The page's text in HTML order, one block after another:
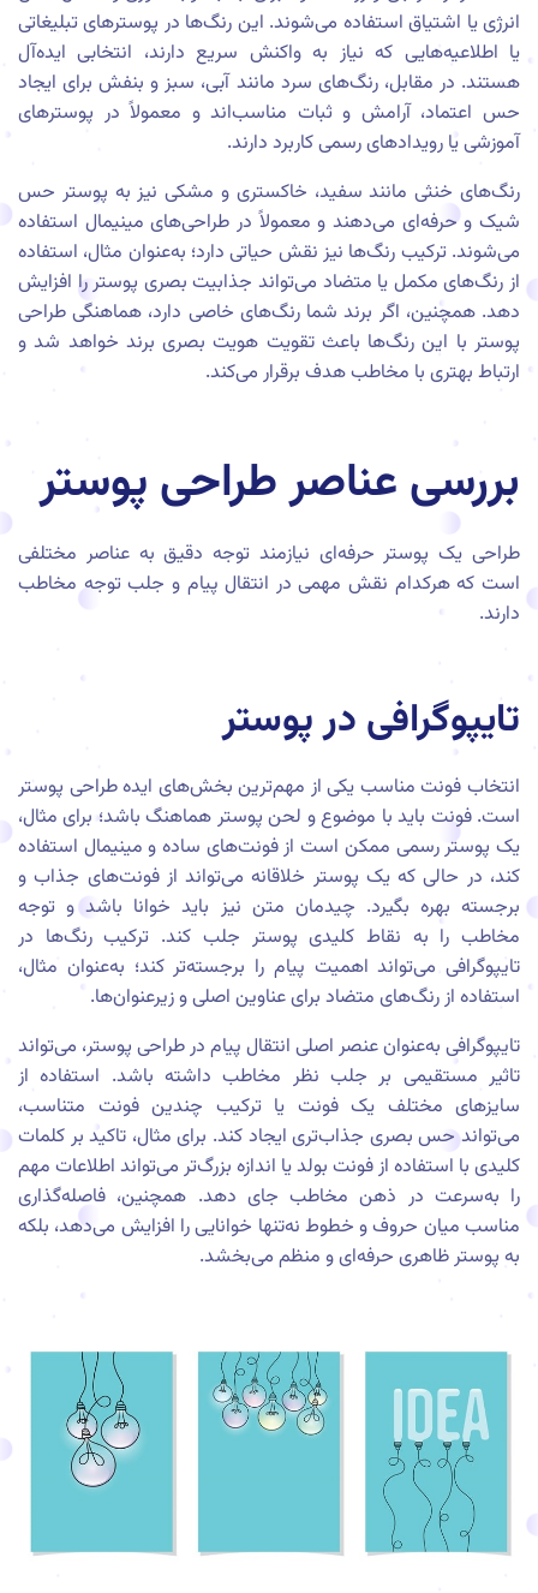
انرژی یا اشتیاق استفاده می‌شوند. این رنگ‌ها در پوسترهای تبلیغاتی
یا اطلاعیه‌هایی که نیاز به واکنش سریع دارند، انتخابی ایده‌آل
هستند. در مقابل، رنگ‌های سرد مانند آبی، سبز و بنفش برای ایجاد
حس اعتماد، آرامش و ثبات مناسب‌اند و معمولاً در پوسترهای
آموزشی یا رویدادهای رسمی کاربرد دارند.
رنگ‌های خنثی مانند سفید، خاکستری و مشکی نیز به پوستر حس
شیک و حرفه‌ای می‌دهند و معمولاً در طراحی‌های مینیمال استفاده
می‌شوند. ترکیب رنگ‌ها نیز نقش حیاتی دارد؛ به‌عنوان مثال، استفاده
از رنگ‌های مکمل یا متضاد می‌تواند جذابیت بصری پوستر را افزایش
دهد. همچنین، اگر برند شما رنگ‌های خاصی دارد، هماهنگی طراحی
پوستر با این رنگ‌ها باعث تقویت هویت بصری برند خواهد شد و
ارتباط بهتری با مخاطب هدف برقرار می‌کند.
بررسی عناصر طراحی پوستر
طراحی یک پوستر حرفه‌ای نیازمند توجه دقیق به عناصر مختلفی
است که هرکدام نقش مهمی در انتقال پیام و جلب توجه مخاطب
دارند.
تایپوگرافی در پوستر
انتخاب فونت مناسب یکی از مهم‌ترین بخش‌های ایده طراحی پوستر
است. فونت باید با موضوع و لحن پوستر هماهنگ باشد؛ برای مثال،
یک پوستر رسمی ممکن است از فونت‌های ساده و مینیمال استفاده
کند، در حالی که یک پوستر خلاقانه می‌تواند از فونت‌های جذاب و
برجسته بهره بگیرد. چیدمان متن نیز باید خوانا باشد و توجه
مخاطب را به نقاط کلیدی پوستر جلب کند. ترکیب رنگ‌ها در
تایپوگرافی می‌تواند اهمیت پیام را برجسته‌تر کند؛ به‌عنوان مثال،
استفاده از رنگ‌های متضاد برای عناوین اصلی و زیرعنوان‌ها.
تایپوگرافی به‌عنوان عنصر اصلی انتقال پیام در طراحی پوستر، می‌تواند
تاثیر مستقیمی بر جلب نظر مخاطب داشته باشد. استفاده از
سایزهای مختلف یک فونت یا ترکیب چندین فونت متناسب،
می‌تواند حس بصری جذاب‌تری ایجاد کند. برای مثال، تاکید بر کلمات
کلیدی با استفاده از فونت بولد یا اندازه بزرگ‌تر می‌تواند اطلاعات مهم
را به‌سرعت در ذهن مخاطب جای دهد. همچنین، فاصله‌گذاری
مناسب میان حروف و خطوط نه‌تنها خوانایی را افزایش می‌دهد، بلکه
به پوستر ظاهری حرفه‌ای و منظم می‌بخشد.